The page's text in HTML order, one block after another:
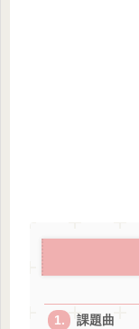
課題曲